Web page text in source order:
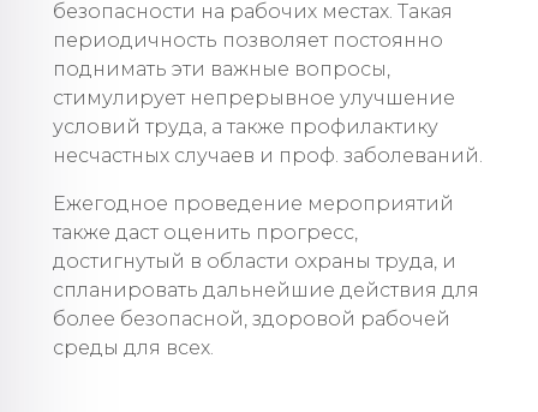
безопасности на рабочих местах. Такая
периодичность позволяет постоянно
поднимать эти важные вопросы,
стимулирует непрерывное улучшение
условий труда, а также профилактику
несчастных случаев и проф. заболеваний.
Ежегодное проведение мероприятий
также даст оценить прогресс,
достигнутый в области охраны труда, и
спланировать дальнейшие действия для
более безопасной, здоровой рабочей
среды для всех.